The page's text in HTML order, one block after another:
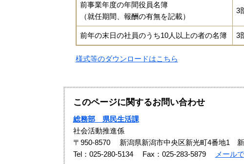
前事業年度の年間役員名簿
（就任期間、報酬の有無を記載）
3
前年の末日の社員のうち10人以上の者の名簿 3
様式等のダウンロードはこちら
このページに関するお問い合わせ
総務部 県民生活課
社会活動推進係
〒950-8570
新潟県新潟市中央区新光町4番地1
Tel：025-280-5134
Fax：025-283-5879 メール